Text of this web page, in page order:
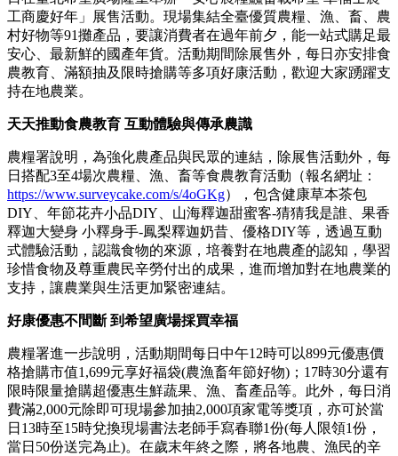
工商慶好年」展售活動。現場集結全臺優質農糧、漁、畜、農
村好物等91攤產品，要讓消費者在過年前夕，能一站式購足最
安心、最新鮮的國產年貨。活動期間除展售外，每日亦安排食
農教育、滿額抽及限時搶購等多項好康活動，歡迎大家踴躍支
持在地農業。
天天推動食農教育 互動體驗與傳承農識
農糧署說明，為強化農產品與民眾的連結，除展售活動外，每
日搭配3至4場次農糧、漁、畜等食農教育活動（報名網址：
https://www.surveycake.com/s/4oGKg），包含健康草本茶包
DIY、年節花卉小品DIY、山海釋迦甜蜜客-猜猜我是誰、果香
釋迦大變身 小釋身手-鳳梨釋迦奶昔、優格DIY等，透過互動
式體驗活動，認識食物的來源，培養對在地農產的認知，學習
珍惜食物及尊重農民辛勞付出的成果，進而增加對在地農業的
支持，讓農業與生活更加緊密連結。
好康優惠不間斷 到希望廣場採買幸福
農糧署進一步說明，活動期間每日中午12時可以899元優惠價
格搶購市值1,699元享好福袋(農漁畜年節好物)；17時30分還有
限時限量搶購超優惠生鮮蔬果、漁、畜產品等。此外，每日消
費滿2,000元除即可現場參加抽2,000項家電等獎項，亦可於當
日13時至15時兌換現場書法老師手寫春聯1份(每人限領1份，
當日50份送完為止)。在歲末年終之際，將各地農、漁民的辛